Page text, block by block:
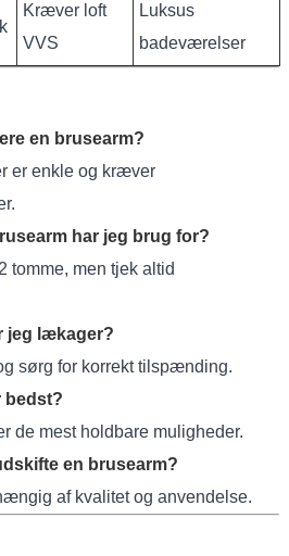
Kræver loft
VVS
Luksus
badeværelser
en brusearm?
er enkle og kræver
har jeg brug for?
tomme, men tjek altid
jeg lækager?
sørg for korrekt tilspænding.
bedst?
de mest holdbare muligheder.
en brusearm?
af kvalitet og anvendelse.